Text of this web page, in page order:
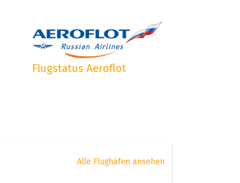
Flugstatus Aeroflot
Alle Flughäfen ansehen